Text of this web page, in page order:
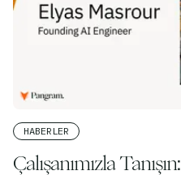
HABERLER
Çalışanımızla